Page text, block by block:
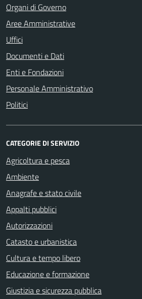
Organi di Governo
Aree Amministrative
Uffici
Documenti e Dati
Enti e Fondazioni
Personale Amministrativo
Politici
CATEGORIE DI SERVIZIO
Agricoltura e pesca
Ambiente
Anagrafe e stato civile
Appalti pubblici
Autorizzazioni
Catasto e urbanistica
Cultura e tempo libero
Educazione e formazione
Giustizia e sicurezza pubblica